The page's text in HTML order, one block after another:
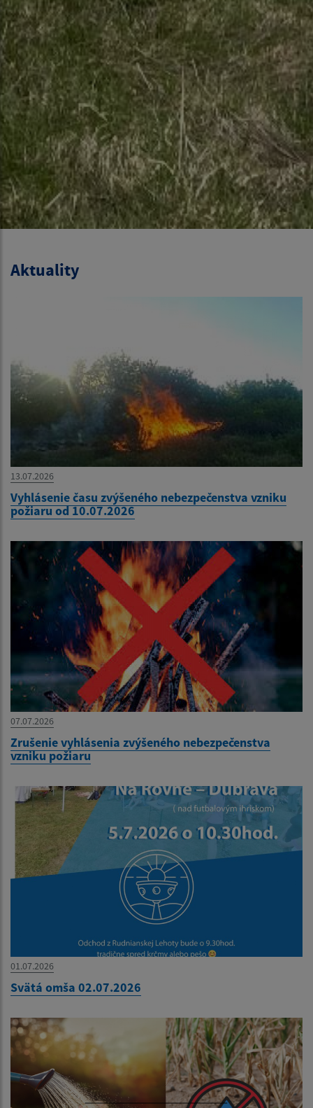
Aktuality
13.07.2026
Vyhlásenie času zvýšeného nebezpečenstva vzniku
požiaru od 10.07.2026
07.07.2026
Zrušenie vyhlásenia zvýšeného nebezpečenstva
vzniku požiaru
01.07.2026
Svätá omša 02.07.2026